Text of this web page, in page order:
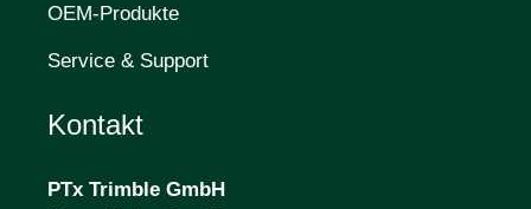
OEM-Produkte
Service & Support
Kontakt
PTx Trimble GmbH